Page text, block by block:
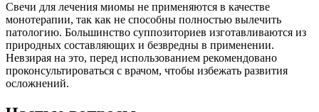
Свечи для лечения миомы не применяются в качестве
монотерапии, так как не способны полностью вылечить
патологию. Большинство суппозиториев изготавливаются из
природных составляющих и безвредны в применении.
Невзирая на это, перед использованием рекомендовано
проконсультироваться с врачом, чтобы избежать развития
осложнений.